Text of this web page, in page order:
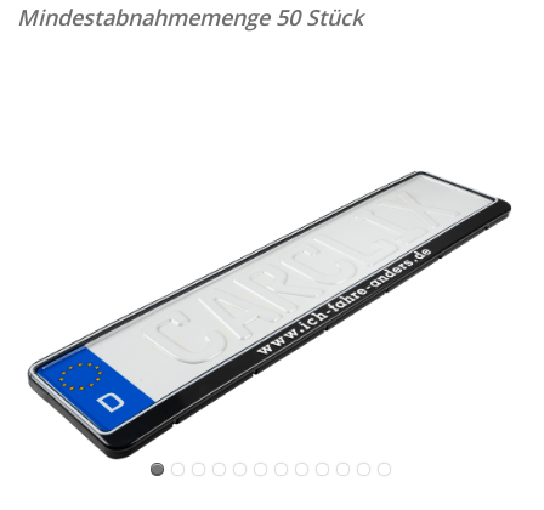
Mindestabnahmemenge 50 Stück